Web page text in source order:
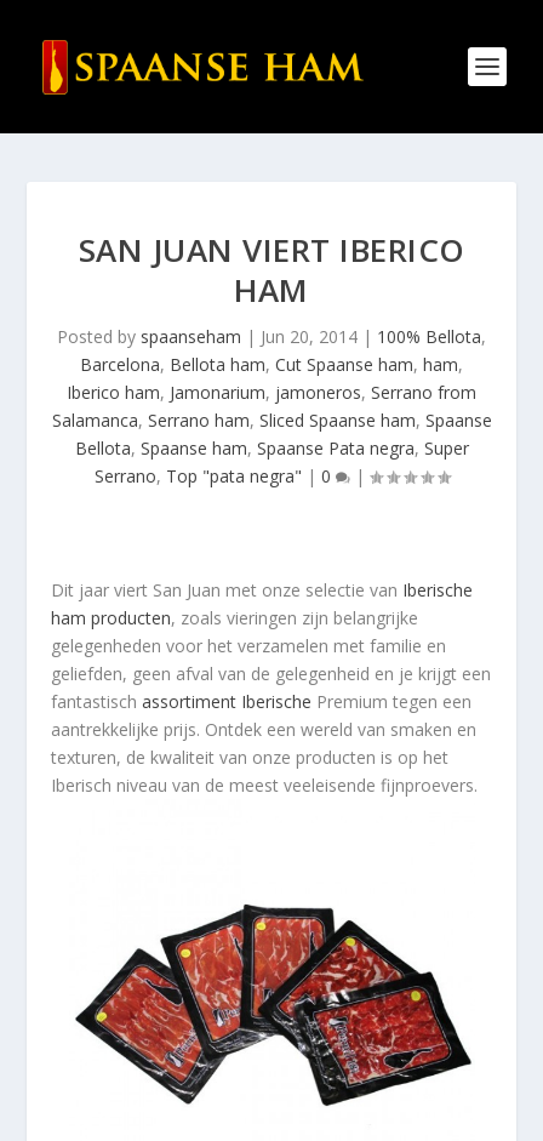
SAN JUAN VIERT IBERICO
HAM
Posted by spaanseham | Jun 20, 2014 | 100% Bellota,
Barcelona, Bellota ham, Cut Spaanse ham, ham,
Iberico ham, Jamonarium, jamoneros, Serrano from
Salamanca, Serrano ham, Sliced Spaanse ham, Spaanse
Bellota, Spaanse ham, Spaanse Pata negra, Super
Serrano, Top "pata negra" | 0 |
Dit jaar viert San Juan met onze selectie van Iberische
ham producten, zoals vieringen zijn belangrijke
gelegenheden voor het verzamelen met familie en
geliefden, geen afval van de gelegenheid en je krijgt een
fantastisch assortiment Iberische Premium tegen een
aantrekkelijke prijs. Ontdek een wereld van smaken en
texturen, de kwaliteit van onze producten is op het
Iberisch niveau van de meest veeleisende fijnproevers.